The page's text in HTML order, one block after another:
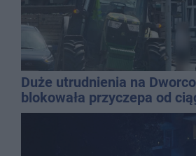
Duże utrudnienia na
blokowała przyczepa od